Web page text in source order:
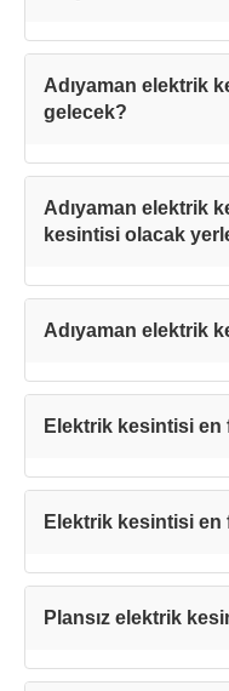
Adıyaman elektrik
gelecek?
Adıyaman elektrik
kesintisi olacak
Adıyaman elektrik
Elektrik kesintisi en
Elektrik kesintisi en
Plansız elektrik
Mesajınız